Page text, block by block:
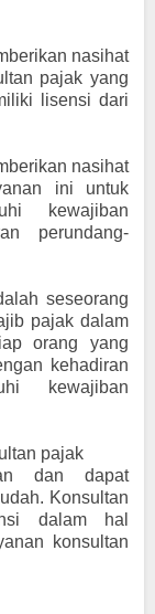
nasihat
pajak yang
lisensi dari
nasihat
ini untuk
kewajiban
perundang-
seseorang
pajak dalam
orang yang
kehadiran
kewajiban
pajak
dan dapat
Konsultan
dalam hal
konsultan